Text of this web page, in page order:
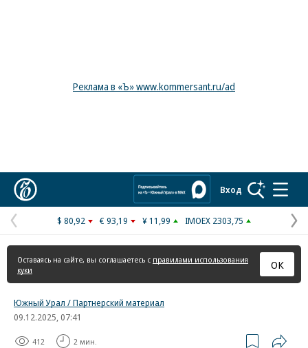
Реклама в «Ъ» www.kommersant.ru/ad
Вход
Предыдущая
страница
$ 80,92 € 93,19 ¥ 11,99 IMOEX 2303,75
Оставаясь на сайте, вы соглашаетесь с правилами использования
куки
ОК
Южный Урал / Партнерский материал
09.12.2025, 07:41
412 2 мин.